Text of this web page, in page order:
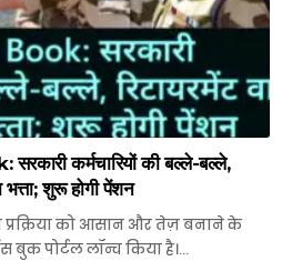
कर्मचारियों की बल्ले-बल्ले,
भत्ता; शुरू होगी पेंशन
प्रक्रिया को आसान और तेज़ बनाने के
पोर्टल लॉन्च किया है।…